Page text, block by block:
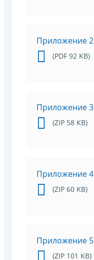
Приложение 2
(PDF 92 KB)
Приложение 3
(ZIP 58 KB)
Приложение 4
(ZIP 60 KB)
Приложение 5
(ZIP 101 KB)